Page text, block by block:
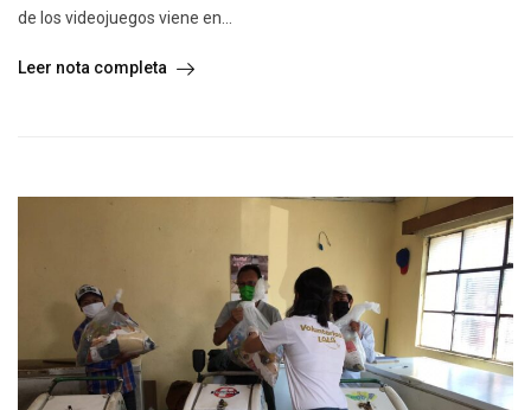
de los videojuegos viene en...
Leer nota completa